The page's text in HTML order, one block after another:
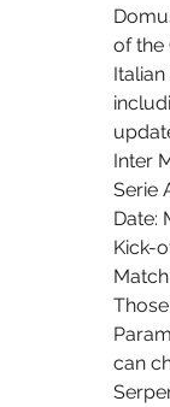
of the
Inter
Serie
Date:
Kick-
can